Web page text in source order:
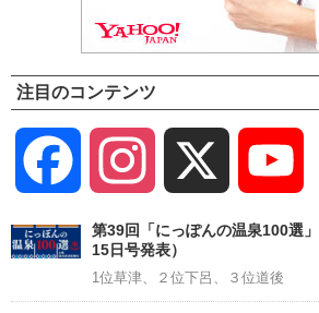
注目のコンテンツ
Facebook Instagram
第39回「にっぽんの温泉100選
15日号発表）
1位草津、２位下呂、３位道後